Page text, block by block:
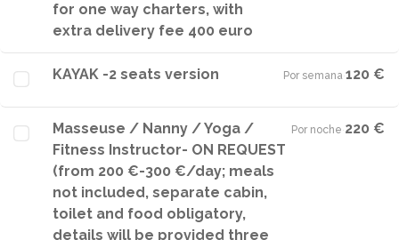
for one way charters, with
extra delivery fee 400 euro
KAYAK -2 seats version Por semana·120 €
Masseuse / Nanny / Yoga /
Fitness Instructor- ON REQUEST
(from 200 €-300 €/day; meals
not included, separate cabin,
toilet and food obligatory,
details will be provided three
Por noche·220 €